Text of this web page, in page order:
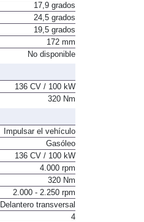
17,9 grados
24,5 grados
19,5 grados
172 mm
No disponible
136 CV / 100 kW
320 Nm
Impulsar el vehículo
Gasóleo
136 CV / 100 kW
4.000 rpm
320 Nm
2.000 - 2.250 rpm
Delantero transversal
4